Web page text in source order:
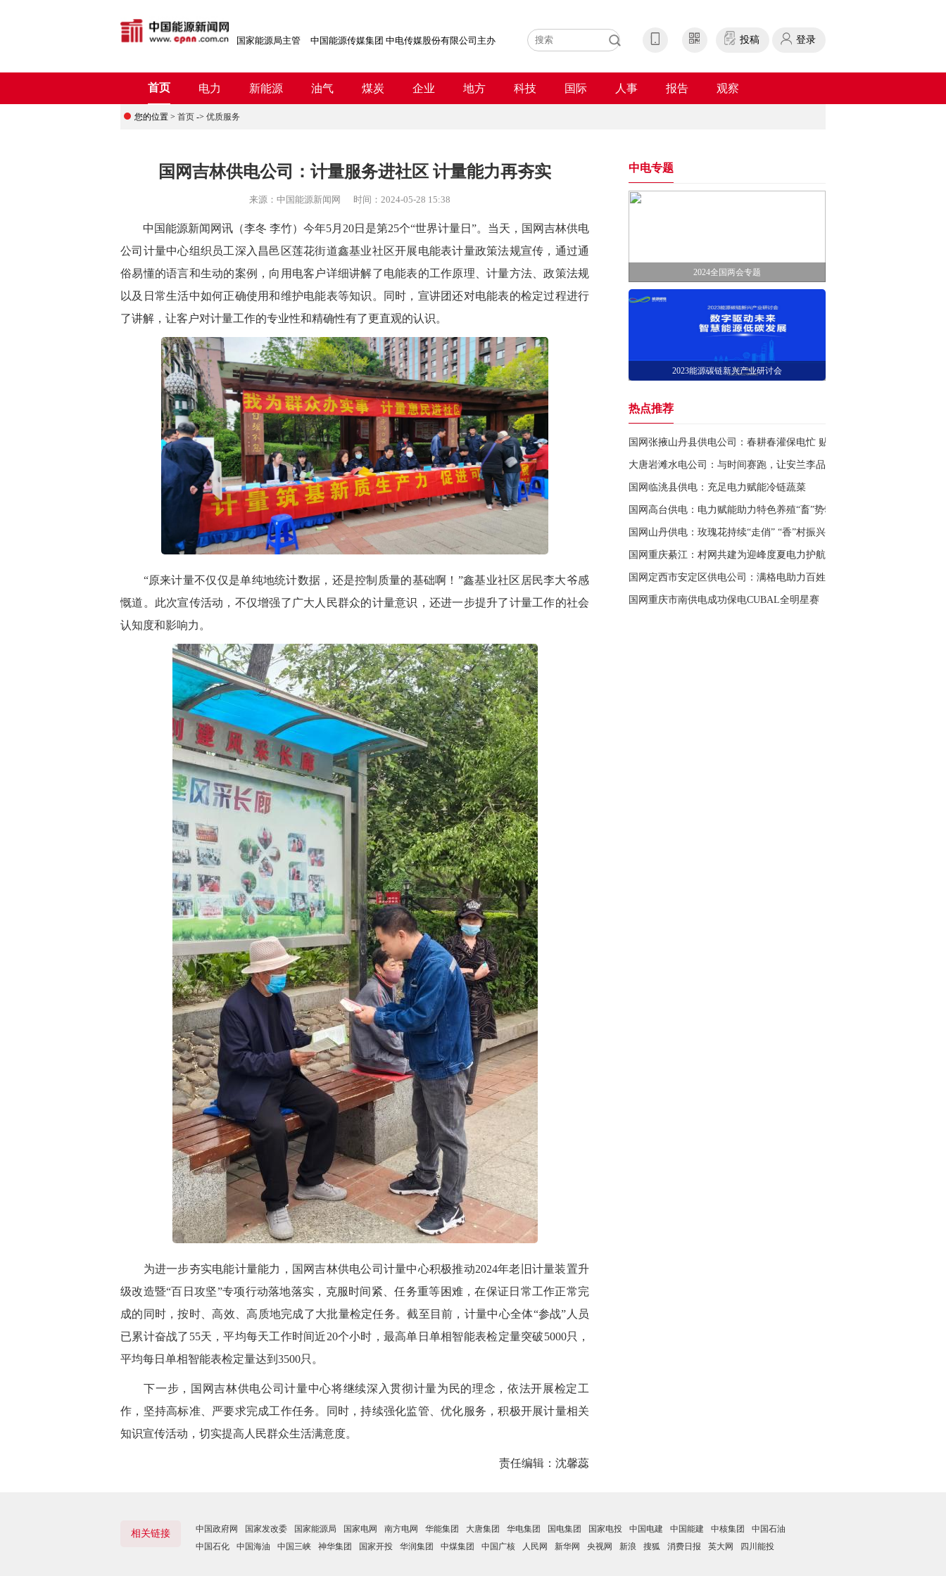
国家能源局主管 中国能源传媒集团 中电传媒股份有限公司主办 投稿 登录
首页 电力 新能源 油气 煤炭 企业 地方 科技 国际 人事 报告 观察
您的位置 > 首页 -> 优质服务
国网吉林供电公司：计量服务进社区 计量能力再夯实
来源： 中国能源新闻网 时间： 2024-05-28 15:38
中国能源新闻网讯 （李冬 李竹） 今年5月20日是第25个“世界计量日”。 当天， 国网吉林供电
公司计量中心组织员工深入 昌邑区莲花街道鑫基业社区开展电能表计量政策法规宣传，通过通
俗易懂的语言和生动的案例，向 用电客户详细讲解了电能表的工作原理、计量方法、政策法规
以及日常生活中如何正确使用和维护电能表等知识。同时， 宣讲团还对电能表的检定过程进行
了讲解 ，让客户对计量工作的专业性和精确性有了更直观的认识。
“原来计量不仅仅是单纯地统计数据，还是控制质量的基础啊！ ”鑫基业社区居民李大爷感
慨道。 此次宣传活动，不仅增强了广大人民群众的计量意识，还进一步提升了计量工作的社会
认知度和影响力。
为进一步夯实电能计量能力，国网吉林供电公司计量中心积极推动2024年老 旧计量装置升
级改造暨“百日攻坚”专项行动落地落实，克服时间紧、任务重等困难，在保证日常工作正常完
成的同时，按时、高效、高质地完成了大批量检定任务。截至目前，计量中心全体“参战”人员
已累计奋战了55天，平均每天工作时间近20个小时 ，最高单 日单相智能表检定量突破5000只，
平均每日单相智能表检定量达到3500只。
下一步 ，国网吉林供电公司计量中心将继续深入贯彻计量为民的理念，依法开展检定工
作，坚持高标准、严要求完成工作任务。同时，持续强化监管、优化服务，积极开展计量相关
知识宣传活动，切实提高人民群众生活满意度。
责任编辑： 沈馨蕊
中电专题
2024全国两会专题
2023能源碳链新兴产业研讨会
热点推荐
国网张掖山丹县供电公司：春耕春灌保电忙 贴心服务入“心田”
大唐岩滩水电公司：与时间赛跑，让安兰李品牌实现产销新飞跃
国网临洮县供电：充足电力赋能冷链蔬菜
国网高台供电：电力赋能助力特色养殖“畜”势勃发
国网山丹供电：玫瑰花持续“走俏” “香”村振兴效益来
国网重庆綦江：村网共建为迎峰度夏电力护航
国网定西市安定区供电公司：满格电助力百姓“菜篮子”
国网重庆市南供电成功保电CUBAL全明星赛
相关链接 中国政府网 国家发改委 国家能源局 国家电网 南方电网 华能集团 大唐集团 华电集团 国电集团 国家电投 中国电建 中国能建 中核集团
中国石油
中国石化
中国海油 中国三峡 神华集团 国家开投 华润集团 中煤集团 中国广核 人民网 新华网 央视网 新浪 搜狐 消费日报 英大网 四川能投